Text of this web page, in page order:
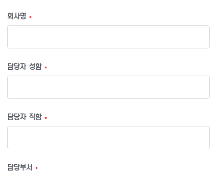
회사명 *
담당자 성함 *
담당자 직함 *
담당부서 *